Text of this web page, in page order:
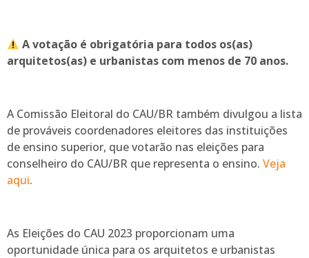
A votação é obrigatória para todos os(as)
arquitetos(as) e urbanistas com menos de 70 anos.
A Comissão Eleitoral do CAU/BR também divulgou a lista
de prováveis coordenadores eleitores das instituições
de ensino superior, que votarão nas eleições para
conselheiro do CAU/BR que representa o ensino. Veja
aqui.
As Eleições do CAU 2023 proporcionam uma
oportunidade única para os arquitetos e urbanistas